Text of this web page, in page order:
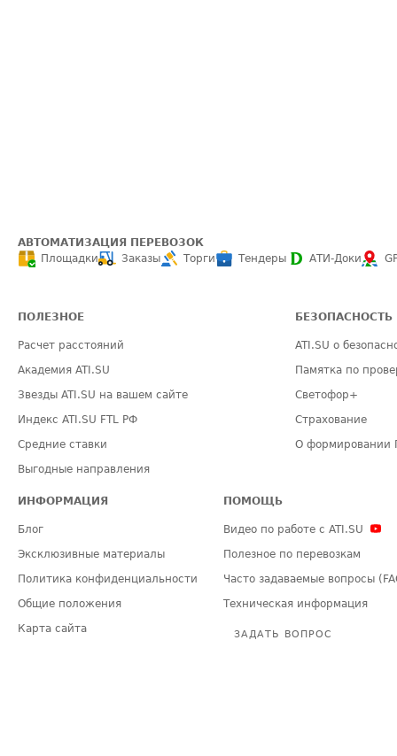
АВТОМАТИЗАЦИЯ ПЕРЕВОЗОК
Площадки
Заказы Торги Тендеры АТИ-Доки
ПОЛЕЗНОЕ
Расчет расстояний
Академия ATI.SU
Звезды ATI.SU на вашем сайте
Индекс ATI.SU FTL РФ
Средние ставки
Выгодные направления
БЕЗОПАСНОСТЬ
ATI.SU о
Памятка по
Светофор+
Страхование
О формировании
ИНФОРМАЦИЯ
Блог
Эксклюзивные материалы
Политика конфиденциальности
Общие положения
Карта сайта
ПОМОЩЬ
Видео по работе с ATI.SU
Полезное по перевозкам
Часто задаваемые вопросы
Техническая информация
ЗАДАТЬ ВОПРОС